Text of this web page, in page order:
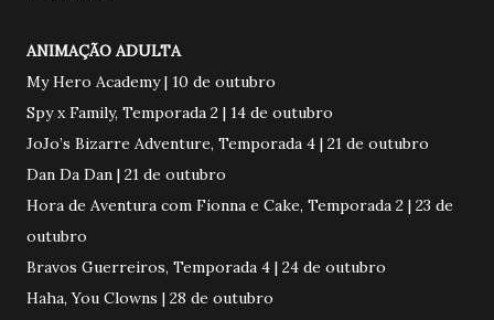
ANIMAÇÃO ADULTA
My Hero Academy | 10 de outubro
Spy x Family, Temporada 2 | 14 de outubro
JoJo’s Bizarre Adventure, Temporada 4 | 21 de outubro
Dan Da Dan | 21 de outubro
Hora de Aventura com Fionna e Cake, Temporada 2 | 23 de
outubro
Bravos Guerreiros, Temporada 4 | 24 de outubro
Haha, You Clowns | 28 de outubro